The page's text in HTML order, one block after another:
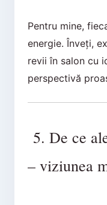
Pentru mine,
energie. Înveți,
revii în salon cu
perspectivă
5. De ce
– viziunea